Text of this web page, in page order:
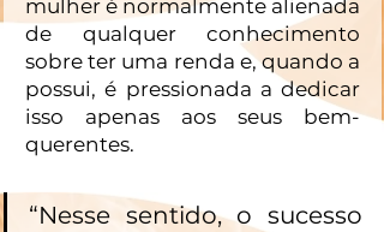
mulher é normalmente alienada
de qualquer conhecimento
sobre ter uma renda e, quando a
possui, é pressionada a dedicar
isso apenas aos seus bem-
querentes.
“Nesse sentido, o sucesso